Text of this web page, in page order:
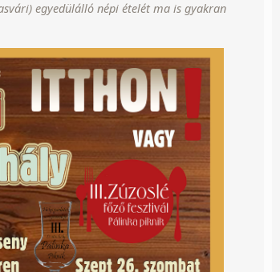
egyedülálló népi ételét ma is gyakran